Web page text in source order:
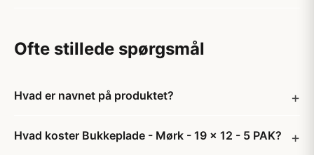
Ofte stillede spørgsmål
Hvad er navnet på produktet?
Hvad koster Bukkeplade - Mørk - 19 x 12 - 5 PAK?